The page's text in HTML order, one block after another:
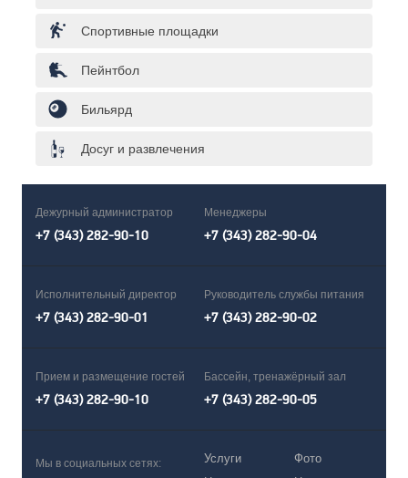
Спортивные площадки
Пейнтбол
Бильярд
Досуг и развлечения
Дежурный администратор
+7 (343) 282-90-10
Менеджеры
+7 (343) 282-90-04
Исполнительный директор
+7 (343) 282-90-01
Руководитель службы питания
+7 (343) 282-90-02
Прием и размещение гостей
+7 (343) 282-90-10
Бассейн, тренажёрный зал
+7 (343) 282-90-05
Мы в социальных сетях:
Услуги
Фото